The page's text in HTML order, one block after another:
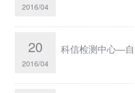
2016/04
20
2016/04
科信检测中心—自